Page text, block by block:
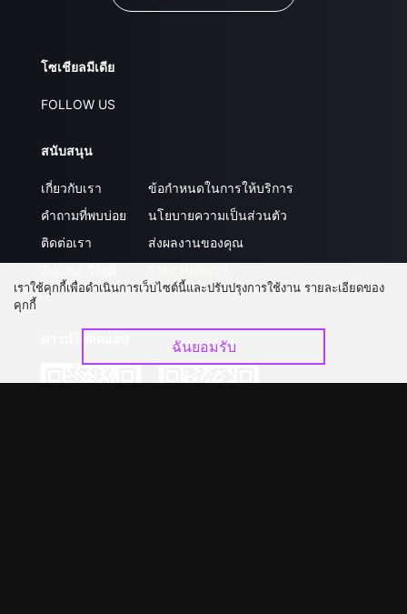
โซเชียลมีเดีย
FOLLOW US
สนับสนุน
เกี่ยวกับเรา
คำถามที่พบบ่อย
ติดต่อเรา
ข้อกำหนดในการให้บริการ
นโยบายความเป็นส่วนตัว
ส่งผลงานของคุณ
เราใช้คุกกี้เพื่อดำเนินการเว็บไซต์นี้และปรับปรุงการใช้งาน รายละเอียดของ
คุกกี้
ฉันยอมรับ